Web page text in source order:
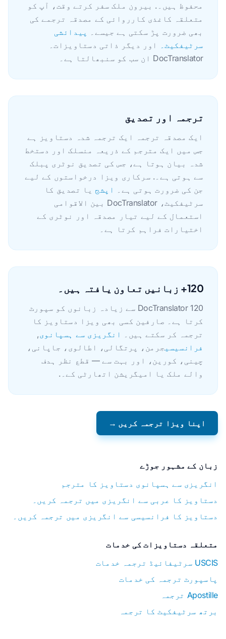
محفوظ ہیں۔. بیرون ملک سفر کرتے وقت، آپ کو
متعلقہ کاغذی کارروائی کے مصدقہ ترجمے کی
بھی ضرورت پڑ سکتی ہے جیسے۔ پیدائشی
سرٹیفکیٹ۔
اور دیگر ذاتی دستاویزات۔
DocTranslator ان سب کو سنبھالتا ہے۔
ترجمہ اور تصدیق
ایک مصدقہ ترجمہ ایک ترجمہ شدہ دستاویز ہے
جس میں ایک مترجم کے ذریعہ منسلک اور دستخط
شدہ بیان ہوتا ہے، جس کی تصدیق نوٹری پبلک
سے ہوتی ہے۔. سرکاری ویزا درخواستوں کے لیے
جن کی ضرورت ہوتی ہے۔ اپشج یا تصدیق کا
سرٹیفکیٹ، DocTranslator بین الاقوامی
استعمال کے لیے تیار مصدقہ اور نوٹری کے
اختیارات فراہم کرتا ہے۔
120+ زبانیں تعاون یافتہ ہیں۔
DocTranslator 120 سے زیادہ زبانوں کو سپورٹ
کرتا ہے۔ صارفین کسی بھی ویزا دستاویز کا
ترجمہ کر سکتے ہیں۔ انگریزی سے ہسپانوی,
فرانسیسیجرمن، پرتگالی، اطالوی، جاپانی،
چینی، کورین، اور بہت سے — قطع نظر ہدف
والے ملک یا امیگریشن اتھارٹی کے۔.
اپنا ویزا ترجمہ کریں →
زبان کے مشہور جوڑے
انگریزی سے ہسپانوی دستاویز کا مترجم
دستاویز کا عربی سے انگریزی میں ترجمہ کریں۔
دستاویز کا فرانسیسی سے انگریزی میں ترجمہ کریں۔
متعلقہ دستاویزات کی خدمات
USCIS سرٹیفائیڈ ترجمہ خدمات
پاسپورٹ ترجمہ کی خدمات
Apostille ترجمہ
برتھ سرٹیفکیٹ کا ترجمہ